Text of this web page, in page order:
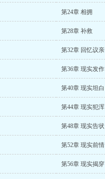
第24章 相拥
第28章 补救
第32章 回忆议亲
第36章 现实发作
第40章 现实坦白
第44章 现实犯浑
第48章 现实告状
第52章 现实前情
第56章 现实揭穿